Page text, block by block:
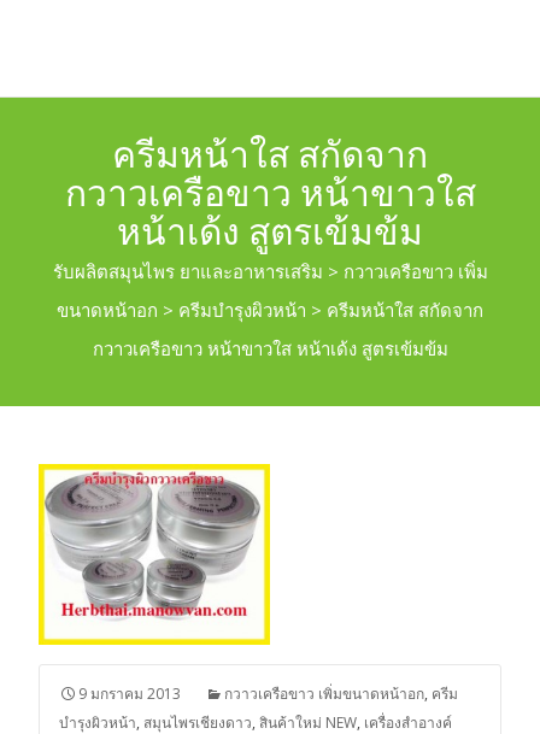
ครีมหน้าใส สกัดจาก
กวาวเครือขาว หน้าขาวใส
หน้าเด้ง สูตรเข้มข้ม
รับผลิตสมุนไพร ยาและอาหารเสริม > กวาวเครือขาว เพิ่ม
ขนาดหน้าอก > ครีมบำรุงผิวหน้า > ครีมหน้าใส สกัดจาก
กวาวเครือขาว หน้าขาวใส หน้าเด้ง สูตรเข้มข้ม
9 มกราคม 2013 กวาวเครือขาว เพิ่มขนาดหน้าอก, ครีม
บำรุงผิวหน้า, สมุนไพรเชียงดาว, สินค้าใหม่ NEW, เครื่องสำอางค์